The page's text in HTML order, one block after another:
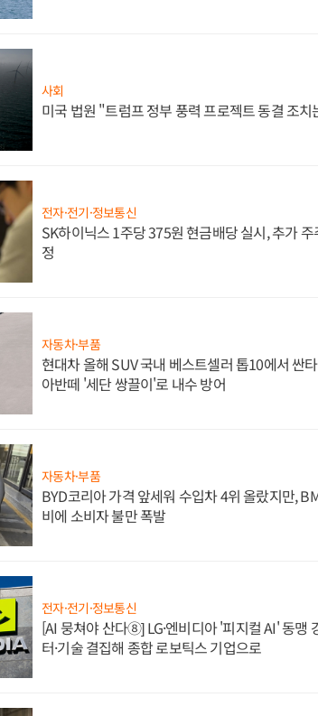
사회
미국 법원 "트럼프 정부 풍력 프로젝트 동결 조
전자·전기·정보통신
SK하이닉스 1주당 375원 현금배당 실시, 추가
정
자동차·부품
현대차 올해 SUV 국내 베스트셀러 톱10에서 싼
아반떼 '세단 쌍끌이'로 내수 방어
자동차·부품
BYD코리아 가격 앞세워 수입차 4위 올랐지만,
비에 소비자 불만 폭발
전자·전기·정보통신
[AI 뭉쳐야 산다⑧] LG·엔비디아 '피지컬 AI' 동맹
터·기술 결집해 종합 로보틱스 기업으로